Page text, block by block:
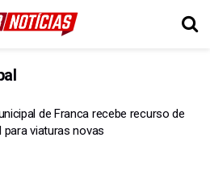
de Franca recebe recurso de
para viaturas novas